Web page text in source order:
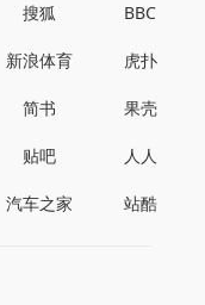
搜狐 BBC
新浪体育 虎扑
简书 果壳
贴吧 人人
汽车之家 站酷